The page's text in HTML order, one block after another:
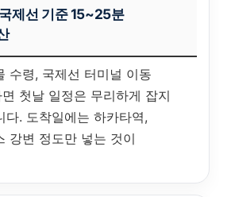
제선 기준 15~25분
수령, 국제선 터미널 이동
첫날 일정은 무리하게 잡지
다. 도착일에는 하카타역,
강변 정도만 넣는 것이